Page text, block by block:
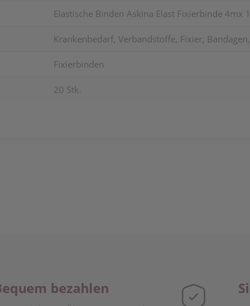
Elastische Binden Askina Elast Fixierbinde 4mx
Krankenbedarf, Verbandstoffe, Fixier,
Fixierbinden
20 Stk.
bezahlen